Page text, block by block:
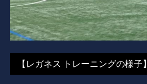
【レガネス トレーニングの様子】